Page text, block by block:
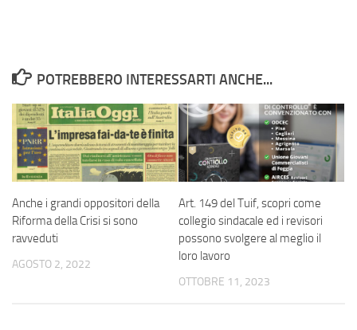
POTREBBERO INTERESSARTI ANCHE...
Anche i grandi oppositori della
Riforma della Crisi si sono
ravveduti
AGOSTO 2, 2022
Art. 149 del Tuif, scopri come
collegio sindacale ed i revisori
possono svolgere al meglio il
loro lavoro
OTTOBRE 11, 2023